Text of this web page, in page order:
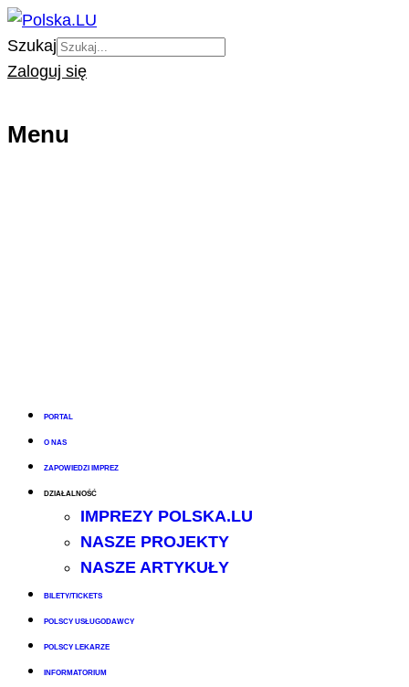
Szukaj
Zaloguj się
Menu
PORTAL
O NAS
ZAPOWIEDZI IMPREZ
DZIAŁALNOŚĆ
IMPREZY POLSKA.LU
NASZE PROJEKTY
NASZE ARTYKUŁY
BILETY/TICKETS
POLSCY USŁUGODAWCY
POLSCY LEKARZE
INFORMATORIUM